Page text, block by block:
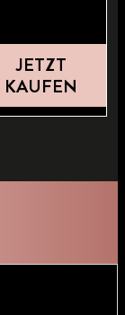
JETZT
KAUFEN